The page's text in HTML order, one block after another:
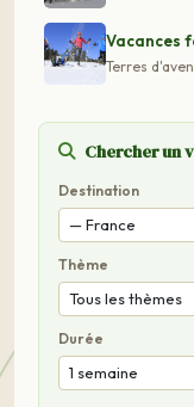
Vacances
Terres
Chercher un
Destination
Thème
Durée